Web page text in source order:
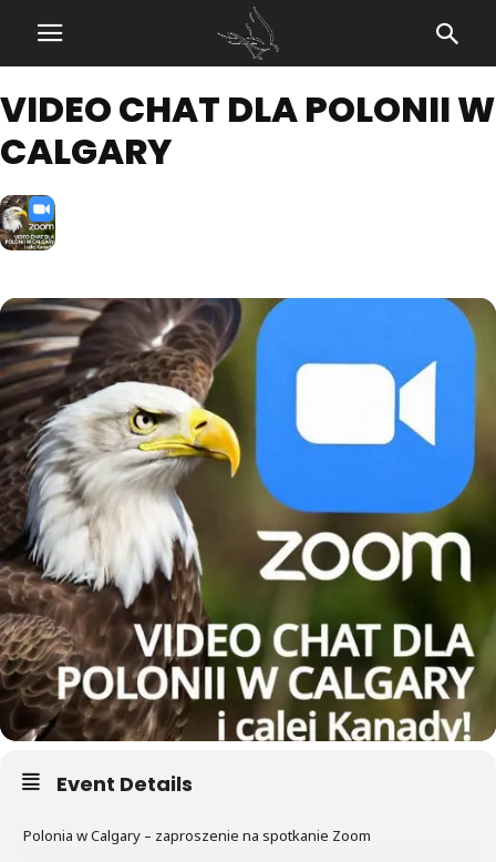
VIDEO CHAT DLA POLONII W
CALGARY
Event Details
Polonia w Calgary – zaproszenie na spotkanie Zoom